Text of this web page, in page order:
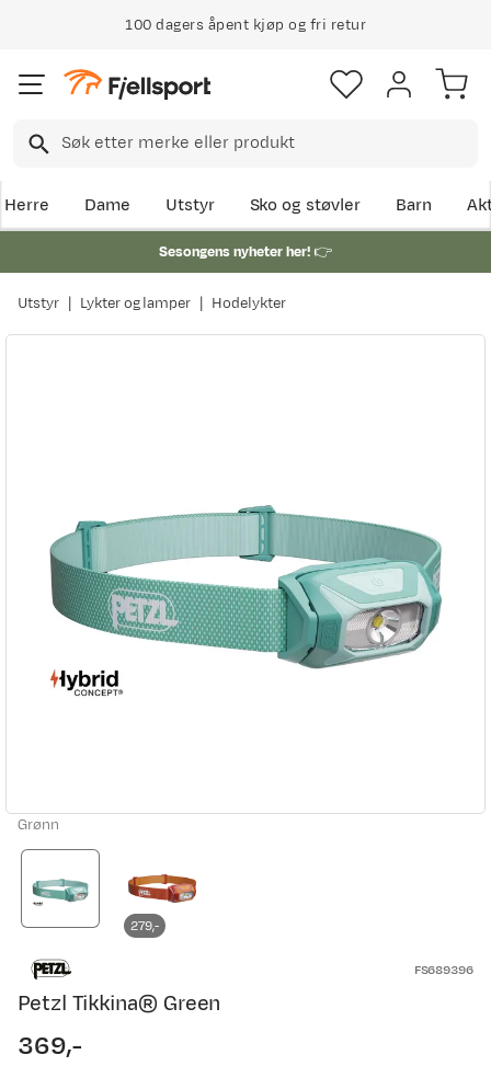
100 dagers åpent kjøp og fri retur
Herre Dame Utstyr Sko og støvler Barn
Sesongens nyheter her!👉
Utstyr Lykter og lamper Hodelykter
Grønn
279,-
FS689396
Petzl Tikkina® Green
price
369,-